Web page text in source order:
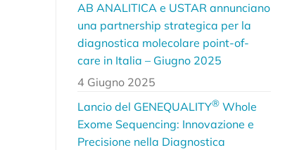
AB ANALITICA e USTAR annunciano
una partnership strategica per la
diagnostica molecolare point-of-
care in Italia – Giugno 2025
4 Giugno 2025
Lancio del GENEQUALITY® Whole
Exome Sequencing: Innovazione e
Precisione nella Diagnostica